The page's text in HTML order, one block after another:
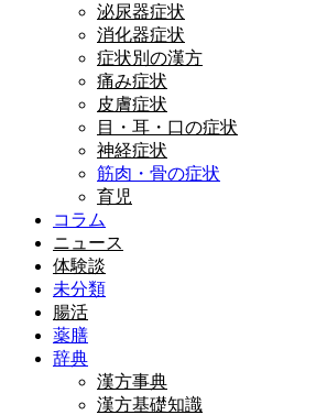
泌尿器症状
消化器症状
症状別の漢方
痛み症状
皮膚症状
目・耳・口の症状
神経症状
筋肉・骨の症状
育児
コラム
ニュース
体験談
未分類
腸活
薬膳
辞典
漢方事典
漢方基礎知識